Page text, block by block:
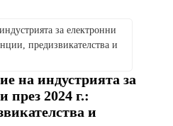
на индустрията за
през 2024 г.:
и